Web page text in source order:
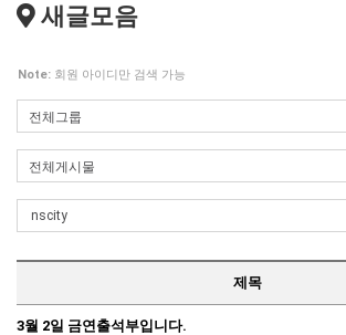
새글모음
Note: 회원 아이디만 검색 가능
제목
3월 2일 금연출석부입니다.